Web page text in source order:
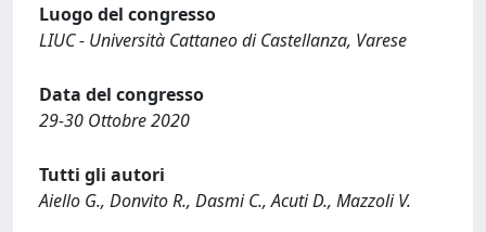
Luogo del congresso
LIUC - Università Cattaneo di Castellanza, Varese
Data del congresso
29-30 Ottobre 2020
Tutti gli autori
Aiello G., Donvito R., Dasmi C., Acuti D., Mazzoli V.